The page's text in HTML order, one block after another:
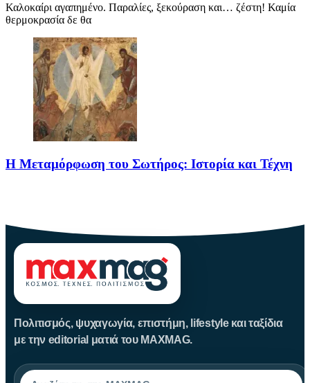
Καλοκαίρι αγαπημένο. Παραλίες, ξεκούραση και… ζέστη! Καμία
θερμοκρασία δε θα
Η Μεταμόρφωση του Σωτήρος: Ιστορία και Τέχνη
Πολιτισμός, ψυχαγωγία, επιστήμη, lifestyle και ταξίδια
με την editorial ματιά του MAXMAG.
Αναζήτηση